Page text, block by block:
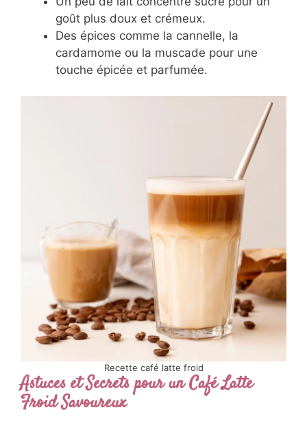
goût plus doux et crémeux.
Des épices comme la cannelle, la
cardamome ou la muscade pour une
touche épicée et parfumée.
Recette café latte froid
Astuces et Secrets pour un Café Latte
Froid Savoureux